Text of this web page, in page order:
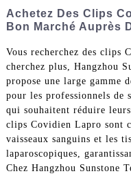
Achetez Des Clips
Bon Marché Auprès
Vous recherchez des clips
cherchez plus, Hangzhou
propose une large gamme
pour les professionnels de
qui souhaitent réduire
clips Covidien Lapro sont
vaisseaux sanguins et les
laparoscopiques,
Chez Hangzhou Sunstone